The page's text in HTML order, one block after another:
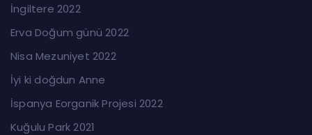
İngiltere 2022
Erva Doğum günü 2022
Nisa Mezuniyet 2022
İyi ki doğdun Anne
İspanya Eorganik Projesi 2022
Kuğulu Park 2021